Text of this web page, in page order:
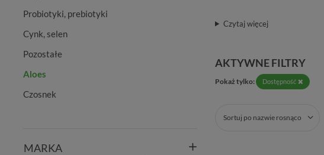
Probiotyki, prebiotyki
Cynk, selen
Pozostałe
Aloes
Czosnek
MARKA
Czytaj więcej
AKTYWNE FILTRY
Pokaż tylko: Dostępność
Sortuj po nazwie rosnąco